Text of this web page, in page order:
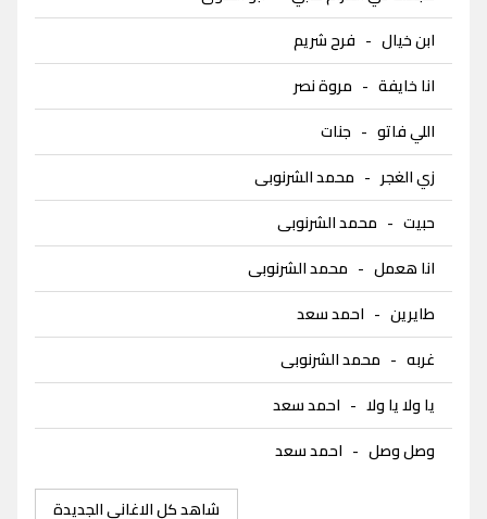
ابن خيال - فرح شريم
انا خايفة - مروة نصر
اللي فاتو - جنات
زي الغجر - محمد الشرنوبى
حبيت - محمد الشرنوبى
انا هعمل - محمد الشرنوبى
طايرين - احمد سعد
غربه - محمد الشرنوبى
يا ولا يا ولا - احمد سعد
وصل وصل - احمد سعد
شاهد كل الاغاني الجديدة